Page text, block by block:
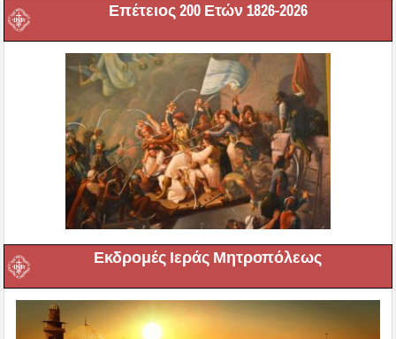
Επέτειος 200 Ετών 1826-2026
Εκδρομές Ιεράς Μητροπόλεως